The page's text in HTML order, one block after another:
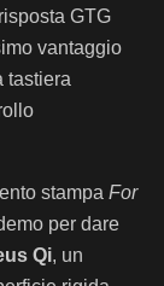
GTG
vantaggio
tastiera
stampa For
per dare
Qi, un